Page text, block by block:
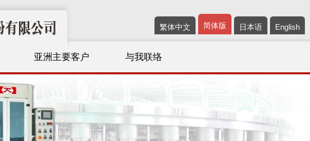
亚洲主要客户 与我联络
繁体中文 简体版 日本语 English